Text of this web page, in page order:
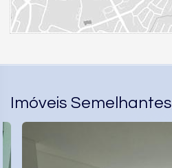
Portão Eletrônico
Câmeras de Segurança
Gás Central
Imóveis Semelhantes